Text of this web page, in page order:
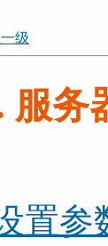
级
服务
置参